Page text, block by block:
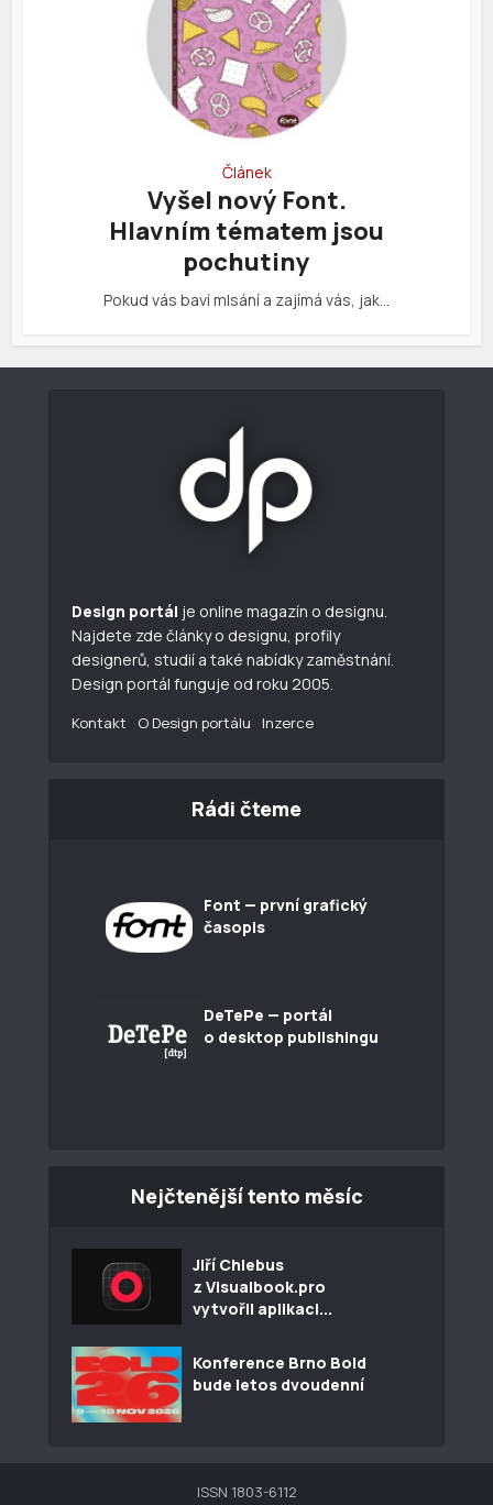
Článek
Vyšel nový Font.
Hlavním tématem jsou
pochutiny
Pokud vás baví mlsání a zajímá vás, jak…
Design portál je online magazín o designu.
Najdete zde články o designu, profily
designerů, studií a také nabídky zaměstnání.
Design portál funguje od roku 2005.
Kontakt O Design portálu Inzerce
Rádi čteme
Font — první grafický
časopis
DeTePe — portál
o desktop publishingu
Nejčtenější tento měsíc
Jiří Chlebus
z Visualbook.pro
vytvořil aplikaci...
Konference Brno Bold
bude letos dvoudenní
ISSN 1803-6112